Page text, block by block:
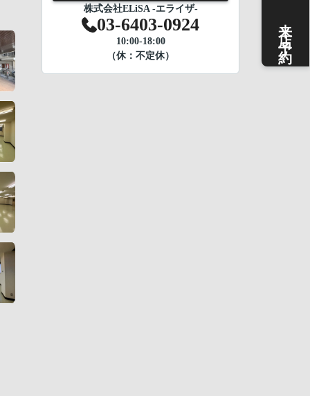
株式会社ELiSA -エライザ-
03-6403-0924
10:00-18:00
（休：不定休）
来店予約